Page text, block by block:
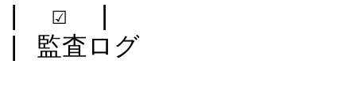
|  ☑️  |
| 監査ログ